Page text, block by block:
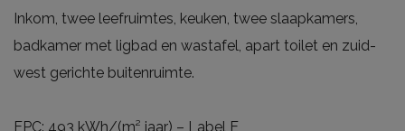
Inkom, twee leefruimtes, keuken, twee slaapkamers,
badkamer met ligbad en wastafel, apart toilet en zuid-
west gerichte buitenruimte.
EPC: 493 kWh/(m² jaar) – Label E